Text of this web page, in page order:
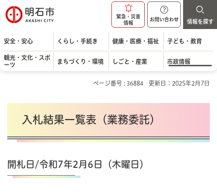
明石市
緊急・災害
情報
お問い合わせ 情報を探す
安全・安心 くらし・手続き 健康・医療・福祉 子ども・教育
観光・文化・スポ
ーツ
まちづくり・環境 しごと・産業 市政情報
ページ番号 : 36884 更新日：2025年2月7日
入札結果一覧表（業務委託）
開札日/令和7年2月6日（木曜日）